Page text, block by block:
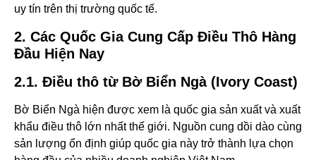
uy tín trên thị trường quốc tế.
2. Các Quốc Gia Cung Cấp Điều Thô Hàng
Đầu Hiện Nay
2.1. Điều thô từ Bờ Biển Ngà (Ivory Coast)
Bờ Biển Ngà hiện được xem là quốc gia sản xuất và xuất
khẩu điều thô lớn nhất thế giới. Nguồn cung dồi dào cùng
sản lượng ổn định giúp quốc gia này trở thành lựa chọn